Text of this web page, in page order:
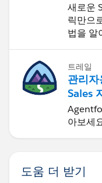
새로운
릭만으
법을 알
트레일
관리
Sales
아보세
도움 더 받기